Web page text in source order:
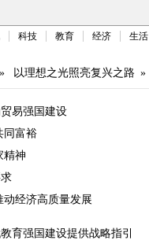
科技 教育 经济 生活
» 以理想之光照亮复兴之路 »
易强国建设
同富裕
精神
经济高质量发展
育强国建设提供战略指引